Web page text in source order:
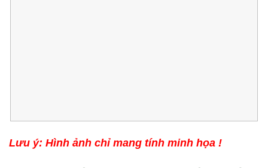
Lưu ý: Hình ảnh chỉ mang tính minh họa !